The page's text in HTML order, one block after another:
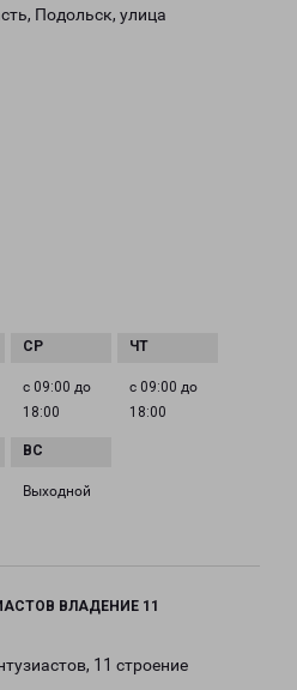
Подольск, улица
с 09:00 до
18:00
с 09:00 до
18:00
Выходной
ВЛАДЕНИЕ 11
11 строение